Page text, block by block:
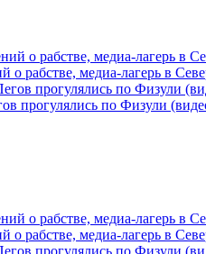
рабстве, медиа-лагерь в
прогулялись по Физули
рабстве, медиа-лагерь в